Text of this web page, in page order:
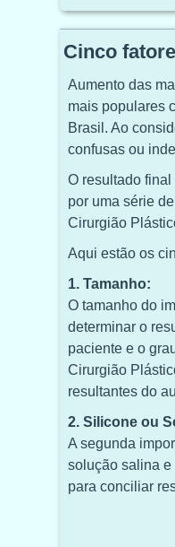
Cinco
Aumento das
mais populares
Brasil. Ao
confusas ou
O resultado
por uma série
Cirurgião
Aqui estão os
1. Tamanho:
O tamanho do
determinar o
paciente e o
Cirurgião
resultantes do
2. Silicone ou
A segunda
solução salina e
para conciliar